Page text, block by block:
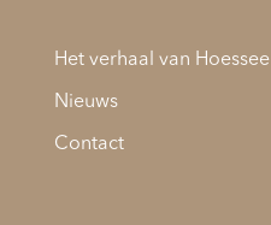
Het verhaal van Hoessee
Nieuws
Contact